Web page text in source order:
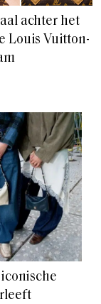
achter het
Louis Vuitton-